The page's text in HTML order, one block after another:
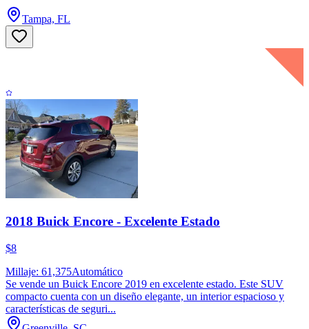
Tampa, FL
2018 Buick Encore - Excelente Estado
$8
Millaje: 61,375Automático
Se vende un Buick Encore 2019 en excelente estado. Este SUV
compacto cuenta con un diseño elegante, un interior espacioso y
características de seguri...